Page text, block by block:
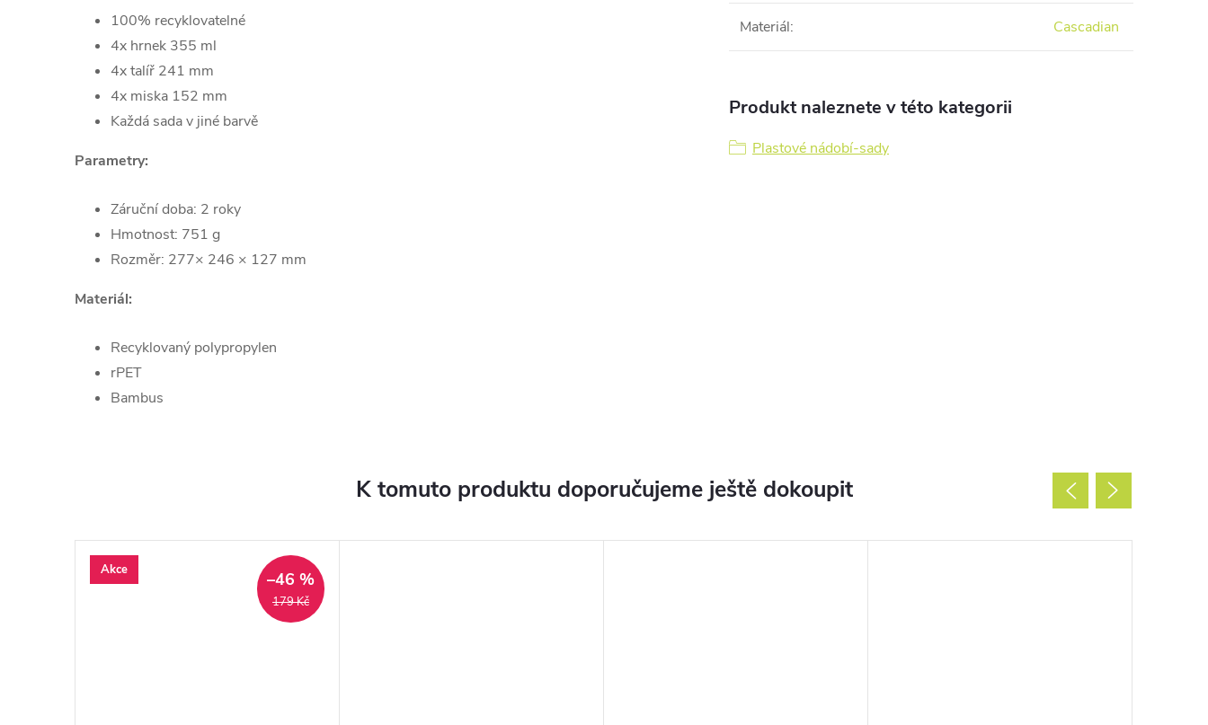
100% recyklovatelné
4x hrnek 355 ml
4x talíř 241 mm
4x miska 152 mm
Každá sada v jiné barvě
Parametry:
Záruční doba: 2 roky
Hmotnost: 751 g
Rozměr: 277× 246 × 127 mm
Materiál:
Recyklovaný polypropylen
rPET
Bambus
Materiál: Cascadian
Produkt naleznete v této kategorii
Plastové nádobí-sady
K tomuto produktu doporučujeme ještě dokoupit
Akce
179 Kč
–46 %